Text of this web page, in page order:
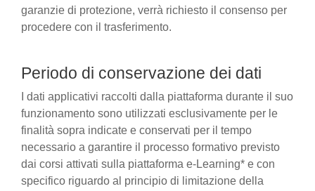
garanzie di protezione, verrà richiesto il consenso per
procedere con il trasferimento.
Periodo di conservazione dei dati
I dati applicativi raccolti dalla piattaforma durante il suo
funzionamento sono utilizzati esclusivamente per le
finalità sopra indicate e conservati per il tempo
necessario a garantire il processo formativo previsto
dai corsi attivati sulla piattaforma e-Learning* e con
specifico riguardo al principio di limitazione della